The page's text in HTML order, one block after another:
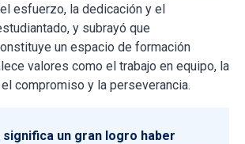
esfuerzo, la dedicación y el
y subrayó que
un espacio de formación
valores como el trabajo en equipo, la
compromiso y la perseverancia.
significa un gran logro haber